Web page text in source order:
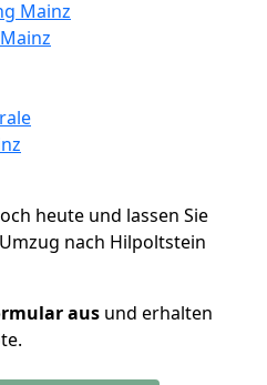
Mainz
heute und lassen Sie
nach Hilpoltstein
aus und erhalten